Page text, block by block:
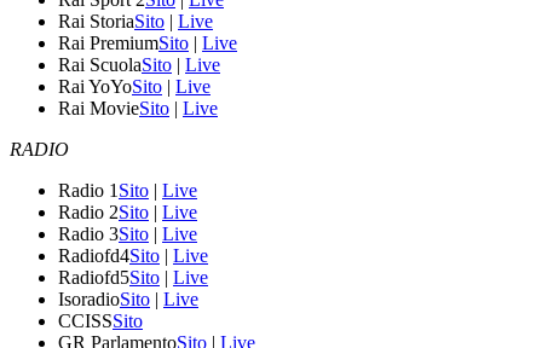
Rai StoriaSito | Live
Rai PremiumSito | Live
Rai ScuolaSito | Live
Rai YoYoSito | Live
Rai MovieSito | Live
RADIO
Radio 1 Sito | Live
Radio 2Sito | Live
Radio 3Sito | Live
Radiofd4Sito | Live
Radiofd5Sito | Live
IsoradioSito | Live
CCISSSito
GR ParlamentoSito | Live